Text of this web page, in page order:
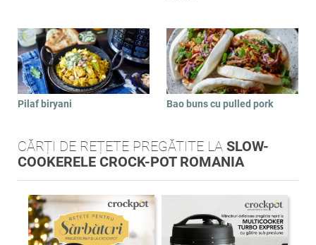
Pilaf biryani Bao buns cu pulled pork
CĂRȚI DE REȚETE PREGĂTITE LASLOW-
COOKERELE CROCK-POT ROMANIA